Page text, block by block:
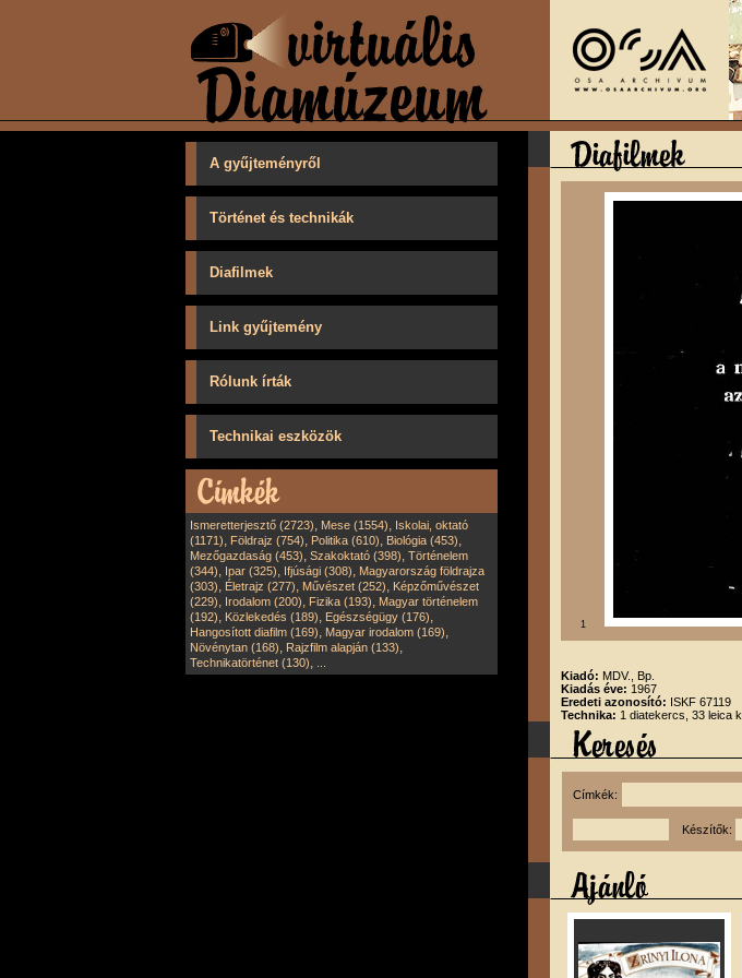
A gyűjteményről
Történet és technikák
Diafilmek
Link gyűjtemény
Rólunk írták
Technikai eszközök
Ismeretterjesztő (2723), Mese (1554), Iskolai, oktató
(1171), Földrajz (754), Politika (610), Biológia (453),
Mezőgazdaság (453), Szakoktató (398), Történelem
(344), Ipar (325), Ifjúsági (308), Magyarország földrajza
(303), Életrajz (277), Művészet (252), Képzőművészet
(229), Irodalom (200), Fizika (193), Magyar történelem
(192), Közlekedés (189), Egészségügy (176),
Hangosított diafilm (169), Magyar irodalom (169),
Növénytan (168), Rajzfilm alapján (133),
Technikatörténet (130),
1
Kiadó: MDV., Bp.
Kiadás éve: 1967
Eredeti azonosító: ISKF 67119
Technika: 1 diatekercs, 33 leica
Címkék:
Készítők: